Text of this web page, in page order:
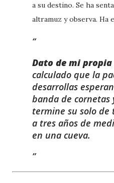
a su destino. Se ha
altramuz y observa. Ha
Dato de mi propia
calculado que la
desarrollas
banda de cornetas
termine su solo
a tres años de
en una cueva.